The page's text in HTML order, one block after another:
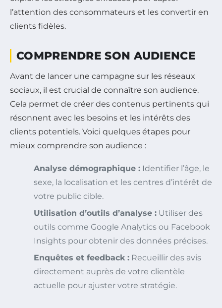
l’attention des consommateurs et les convertir en
clients fidèles.
COMPRENDRE SON AUDIENCE
Avant de lancer une campagne sur les réseaux
sociaux, il est crucial de connaître son audience.
Cela permet de créer des contenus pertinents qui
résonnent avec les besoins et les intérêts des
clients potentiels. Voici quelques étapes pour
mieux comprendre son audience :
Analyse démographique : Identifier l’âge, le
sexe, la localisation et les centres d’intérêt de
votre public cible.
Utilisation d’outils d’analyse : Utiliser des
outils comme Google Analytics ou Facebook
Insights pour obtenir des données précises.
Enquêtes et feedback : Recueillir des avis
directement auprès de votre clientèle
actuelle pour ajuster votre stratégie.